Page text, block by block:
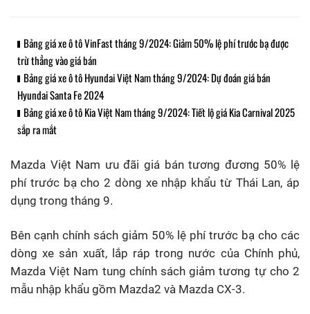
Bảng giá xe ô tô VinFast tháng 9/2024: Giảm 50% lệ phí trước bạ được
trừ thẳng vào giá bán
Bảng giá xe ô tô Hyundai Việt Nam tháng 9/2024: Dự đoán giá bán
Hyundai Santa Fe 2024
Bảng giá xe ô tô Kia Việt Nam tháng 9/2024: Tiết lộ giá Kia Carnival 2025
sắp ra mắt
Mazda Việt Nam ưu đãi giá bán tương đương 50% lệ
phí trước bạ cho 2 dòng xe nhập khẩu từ Thái Lan, áp
dụng trong tháng 9.
Bên cạnh chính sách giảm 50% lệ phí trước bạ cho các
dòng xe sản xuất, lắp ráp trong nước của Chính phủ,
Mazda Việt Nam tung chính sách giảm tương tự cho 2
mẫu nhập khẩu gồm Mazda2 và Mazda CX-3.